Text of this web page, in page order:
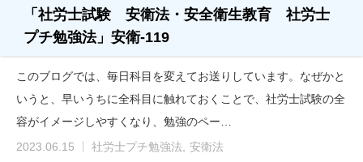
「社労士試験 安衛法・安全衛生教育 社労士
プチ勉強法」安衛-119
このブログでは、毎日科目を変えてお送りしています。なぜかと
いうと、早いうちに全科目に触れておくことで、社労士試験の全
容がイメージしやすくなり、勉強のペー…
2023.06.15
社労士プチ勉強法 安衛法